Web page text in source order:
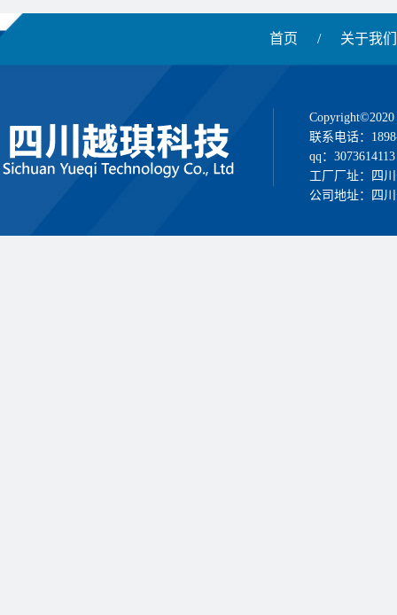
首页 / 关于我们
联系电话：
qq：3073614113
工厂厂址：四
公司地址：四